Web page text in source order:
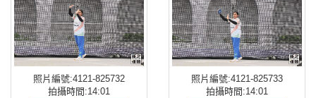
照片編號:4121-825732
拍攝時間:14:01
照片編號:4121-825733
拍攝時間:14:01